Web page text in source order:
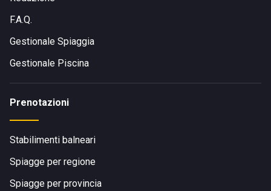
F.A.Q.
Gestionale Spiaggia
Gestionale Piscina
Prenotazioni
Stabilimenti balneari
Spiagge per regione
Spiagge per provincia